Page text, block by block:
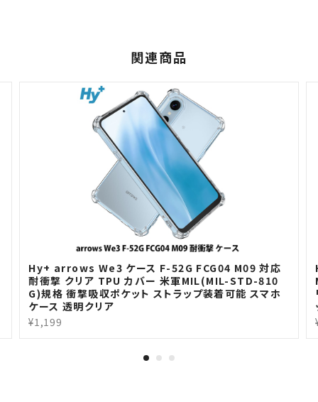
関連商品
Hy+ arrows We3 ケース F-52G FCG04 M09 対応
耐衝撃 クリア TPU カバー 米軍MIL(MIL-STD-810
G)規格 衝撃吸収ポケット ストラップ装着可能 スマホ
ケース 透明クリア
¥1,199